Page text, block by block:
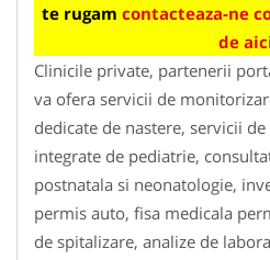
te rugam contacteaza-ne
de
Clinicile private, partenerii
va ofera servicii de
dedicate de nastere, servicii
integrate de pediatrie,
postnatala si neonatologie,
permis auto, fisa medicala
de spitalizare, analize de